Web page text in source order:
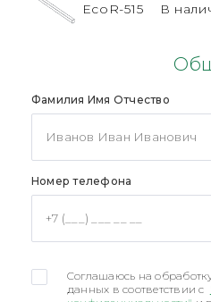
EcoR-515 В
Фамилия Имя Отчество
Номер телефона
Соглашаюсь на
данных в соответствии с